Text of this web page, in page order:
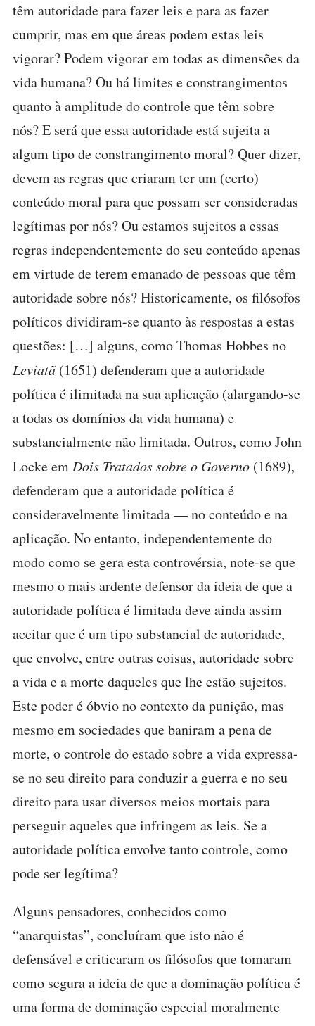
têm autoridade para fazer leis e para as fazer
cumprir, mas em que áreas podem estas leis
vigorar? Podem vigorar em todas as dimensões da
vida humana? Ou há limites e constrangimentos
quanto à amplitude do controle que têm sobre
nós? E será que essa autoridade está sujeita a
algum tipo de constrangimento moral? Quer dizer,
devem as regras que criaram ter um (certo)
conteúdo moral para que possam ser consideradas
legítimas por nós? Ou estamos sujeitos a essas
regras independentemente do seu conteúdo apenas
em virtude de terem emanado de pessoas que têm
autoridade sobre nós? Historicamente, os filósofos
políticos dividiram-se quanto às respostas a estas
questões: […] alguns, como Thomas Hobbes no
Leviatã (1651) defenderam que a autoridade
política é ilimitada na sua aplicação (alargando-se
a todas os domínios da vida humana) e
substancialmente não limitada. Outros, como John
Locke em Dois Tratados sobre o Governo (1689),
defenderam que a autoridade política é
consideravelmente limitada — no conteúdo e na
aplicação. No entanto, independentemente do
modo como se gera esta controvérsia, note-se que
mesmo o mais ardente defensor da ideia de que a
autoridade política é limitada deve ainda assim
aceitar que é um tipo substancial de autoridade,
que envolve, entre outras coisas, autoridade sobre
a vida e a morte daqueles que lhe estão sujeitos.
Este poder é óbvio no contexto da punição, mas
mesmo em sociedades que baniram a pena de
morte, o controle do estado sobre a vida expressa-
se no seu direito para conduzir a guerra e no seu
direito para usar diversos meios mortais para
perseguir aqueles que infringem as leis. Se a
autoridade política envolve tanto controle, como
pode ser legítima?
Alguns pensadores, conhecidos como
“anarquistas”, concluíram que isto não é
defensável e criticaram os filósofos que tomaram
como segura a ideia de que a dominação política é
uma forma de dominação especial moralmente